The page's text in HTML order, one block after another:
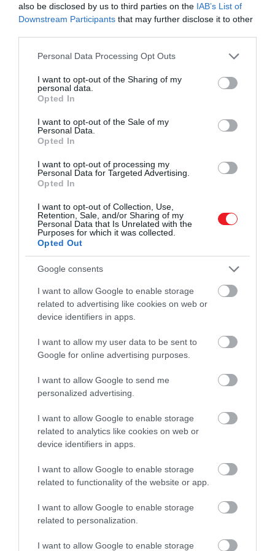
also be disclosed by us to third parties on the IAB’s List of
Downstream Participants that may further disclose it to other
Please note that this website/app uses one or more Google
not limited to your visit or usage behaviour. You may click to
grant or deny consent to Google and its third-party tags to
use your data for below specified purposes in below Google
consent section.
Personal Data Processing Opt Outs
I want to opt-out of the Sharing of my
personal data.
Opted In
I want to opt-out of the Sale of my
Personal Data.
Opted In
I want to opt-out of processing my
Personal Data for Targeted Advertising.
Opted In
I want to opt-out of Collection, Use,
Retention, Sale, and/or Sharing of my
Personal Data that Is Unrelated with the
Purposes for which it was collected.
Opted Out
Google consents
I want to allow Google to enable storage
related to advertising like cookies on web or
device identifiers in apps.
I want to allow my user data to be sent to
Google for online advertising purposes.
I want to allow Google to send me
personalized advertising.
I want to allow Google to enable storage
related to analytics like cookies on web or
device identifiers in apps.
I want to allow Google to enable storage
related to functionality of the website or app.
I want to allow Google to enable storage
related to personalization.
I want to allow Google to enable storage
Pozsonyban egy belvárosi egy hálószobás lakásért
átlagosan 246 ezer forintnak, a külső városrészben
pedig 190 ezer forintnak megfelelő eurót kell
havonta fizetni (rezsiköltségek nélkül) az ingatlan
A szlovén főváros belvárosában 225 ezer forintot, a
lakhatásra fordítani. Horvátországban már euróban
kell fizetni a bérlakásokért, forintra átszámolva
Olvasd el ezt is!Ekkora különbség van a
felújításra váró és felújított magyar lakások árai
között
Shutterstock
Ennél relatív kedvezőbbek a bérleti díjak
Belgrádban, ahol 188 ezer forintnak megfelelő szerb
dinárért tudnak az emberek belvárosi kétszobás